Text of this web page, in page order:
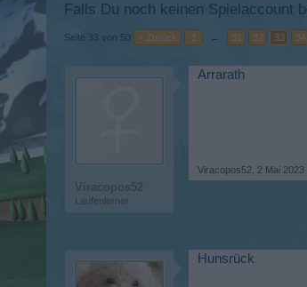
Falls Du noch keinen Spielaccount
Seite 33 von 50 < Zurück 1 ← 31 32 33 34
Viracopos52
Laufenlerner
Arrarath
Viracopos52 2 Mai 2023
Hunsrück